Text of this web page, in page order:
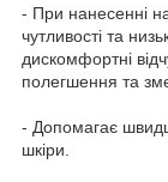
- При нанесенні
чутливості та
дискомфортні
полегшення та
- Допомагає
шкіри.